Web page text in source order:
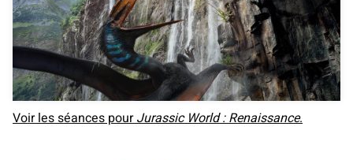
Voir les séances pourJurassic World : Renaissance.